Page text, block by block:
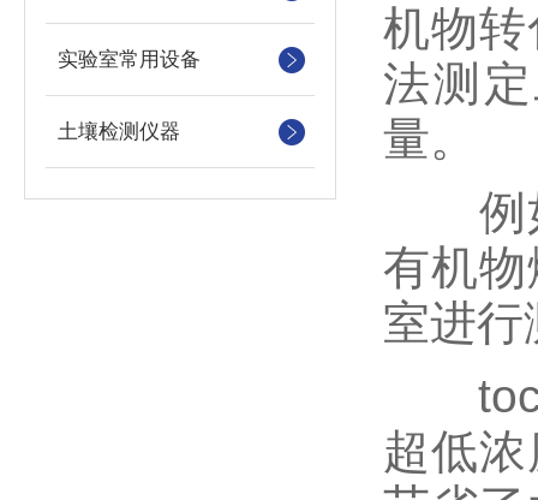
实验室常用设备
土壤检测仪器
机物
法测
量。
例如
有机
室进行
toc
超低